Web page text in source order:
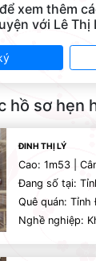
xem thêm
với Lê Thị
hồ sơ hẹn
ĐINH THỊ LÝ
Cao: 1m53 |
Đang số tại:
Quê quán: Tỉnh
Nghề nghiệp: